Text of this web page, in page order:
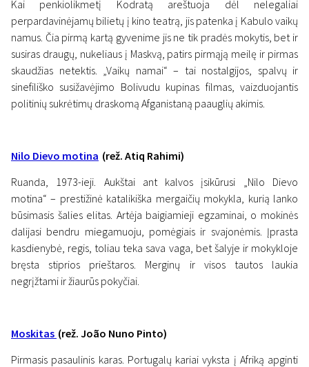
Kai penkiolikmetį Kodratą areštuoja dėl nelegaliai
perpardavinėjamų bilietų į kino teatrą, jis patenka į Kabulo vaikų
namus. Čia pirmą kartą gyvenime jis ne tik pradės mokytis, bet ir
susiras draugų, nukeliaus į Maskvą, patirs pirmąją meilę ir pirmas
skaudžias netektis. „Vaikų namai“ – tai nostalgijos, spalvų ir
sinefiliško susižavėjimo Bolivudu kupinas filmas, vaizduojantis
politinių sukrėtimų draskomą Afganistaną paauglių akimis.
Nilo Dievo motina (rež. Atiq Rahimi)
Ruanda, 1973-ieji. Aukštai ant kalvos įsikūrusi „Nilo Dievo
motina“ – prestižinė katalikiška mergaičių mokykla, kurią lanko
būsimasis šalies elitas. Artėja baigiamieji egzaminai, o mokinės
dalijasi bendru miegamuoju, pomėgiais ir svajonėmis. Įprasta
kasdienybė, regis, toliau teka sava vaga, bet šalyje ir mokykloje
bręsta stiprios prieštaros. Merginų ir visos tautos laukia
negrįžtami ir žiaurūs pokyčiai.
Moskitas (rež. João Nuno Pinto)
Pirmasis pasaulinis karas. Portugalų kariai vyksta į Afriką apginti